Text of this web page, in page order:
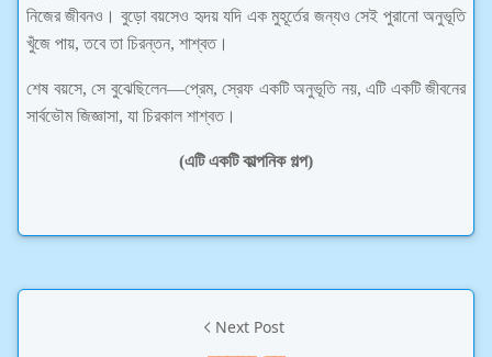
নিজের জীবনও। বুড়ো বয়সেও হৃদয় যদি এক মুহূর্তের জন্যও সেই পুরানো অনুভূতি
খুঁজে পায়, তবে তা চিরন্তন, শাশ্বত।
শেষ বয়সে, সে বুঝেছিলেন—প্রেম, স্রেফ একটি অনুভূতি নয়, এটি একটি জীবনের
সার্বভৌম জিজ্ঞাসা, যা চিরকাল শাশ্বত।
(এটি একটি কাল্পনিক গল্প)
Next Post